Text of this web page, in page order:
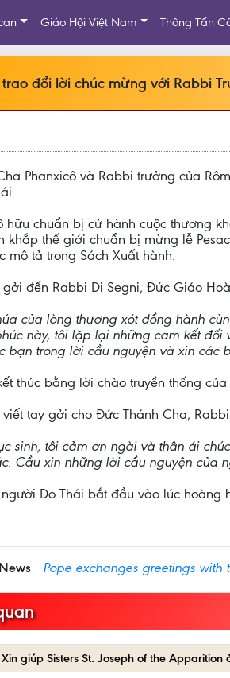
Giáo Hội Việt Nam Thông Tấn
đổi lời chúc mừng với Rabbi
Phanxicô và Rabbi trưởng của
hữu chuẩn bị cử hành cuộc thương
khắp thế giới chuẩn bị mừng lễ
mô tả trong Sách Xuất hành.
đến Rabbi Di Segni, Đức Giáo
của lòng thương xót đồng hành
này, tôi lặp lại những cam kết
bạn trong lời cầu nguyện và xin các
thúc bằng lời chào truyền thống
tay gởi cho Đức Thánh Cha,
sinh, tôi cảm ơn ngài và thân ái
Cầu xin những lời cầu nguyện của
Do Thái bắt đầu vào lúc hoàng
Pope exchanges greetings with
Xin giúp Sisters St. Joseph of the